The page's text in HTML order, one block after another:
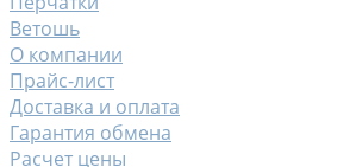
Ветошь
О компании
Прайс-лист
Доставка и оплата
Гарантия обмена
Расчет цены